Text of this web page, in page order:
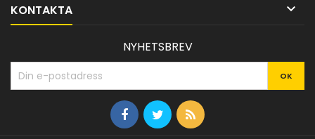
KONTAKTA 
NYHETSBREV